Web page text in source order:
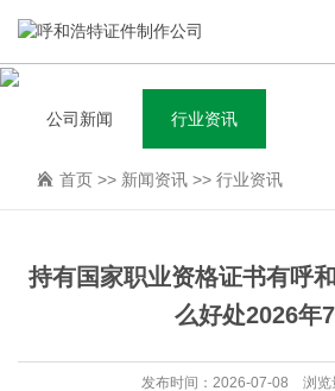
公司新闻 行业资讯
首页 >> 新闻资讯 >> 行业资讯
持有国家职业资格证书有呼
么好处2026年7
发布时间：2026-07-08 浏览